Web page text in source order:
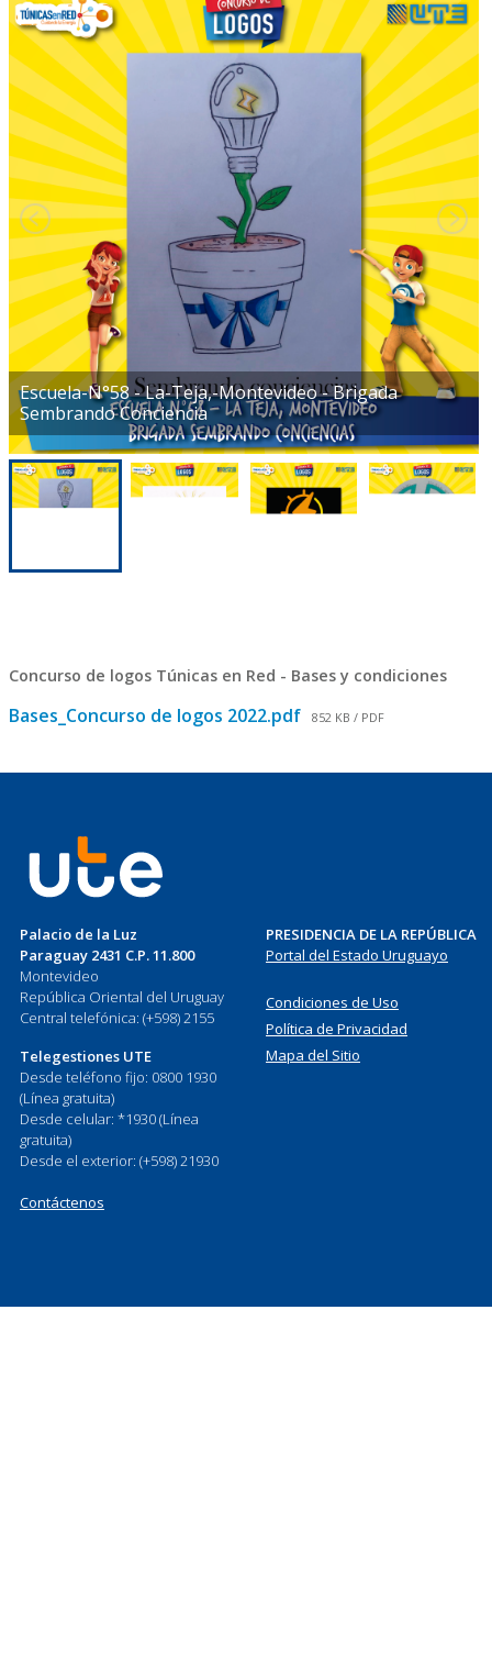
Escuela-N°58 - La-Teja,-Montevideo - Brigada
Sembrando Conciencia
Concurso de logos Túnicas en Red - Bases y condiciones
Bases_Concurso de logos 2022.pdf 852 KB / PDF
Palacio de la Luz
Paraguay 2431 C.P. 11.800
Montevideo
República Oriental del Uruguay
Central telefónica: (+598) 2155
Telegestiones UTE
Desde teléfono fijo: 0800 1930
(Línea gratuita)
Desde celular: *1930 (Línea
gratuita)
Desde el exterior: (+598) 21930
Contáctenos
PRESIDENCIA DE LA REPÚBLICA
Portal del Estado Uruguayo
Condiciones de Uso
Política de Privacidad
Mapa del Sitio